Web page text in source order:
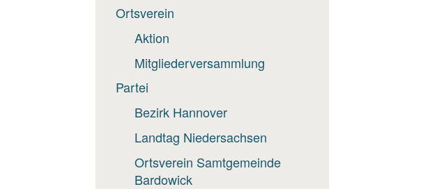
Ortsverein
Aktion
Mitgliederversammlung
Partei
Bezirk Hannover
Landtag Niedersachsen
Ortsverein Samtgemeinde
Bardowick